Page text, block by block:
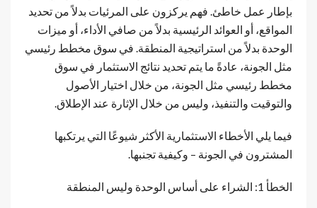
بإطار عمل خاطئ. فهم يركزون على المرئيات بدلاً من تحديد
المواقع، أو العوائد الرئيسية بدلاً من صافي الأداء، أو ميزات
الوحدة بدلاً من استراتيجية المنطقة. في سوق مخطط رئيسي
مثل الجونة، عادةً ما يتم تحديد نتائج الاستثمار في سوق
مخطط رئيسي مثل الجونة، من خلال اختيار الأصول
والتوقيت والتنفيذ، وليس من خلال الإثارة عند الإطلاق.
فيما يلي الأخطاء الاستثمارية الأكثر شيوعًا التي يرتكبها
المشترون في الجونة – وكيفية تجنبها.
الخطأ 1: الشراء على أساس الوحدة وليس المنطقة